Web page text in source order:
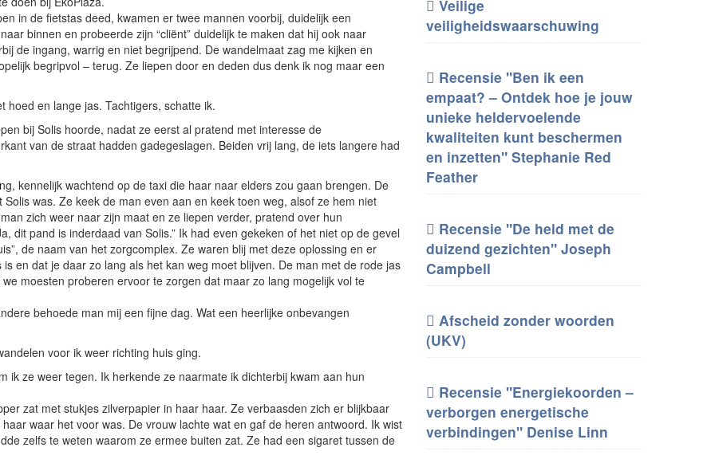
in de fietstas deed, kwamen er twee mannen voorbij, duidelijk een
binnen en probeerde zijn “cliënt” duidelijk te maken dat hij ook naar
de ingang, warrig en niet begrijpend. De wandelmaat zag me kijken en
begripvol – terug. Ze liepen door en deden dus denk ik nog maar een
hoed en lange jas. Tachtigers, schatte ik.
bij Solis hoorde, nadat ze eerst al pratend met interesse de
van de straat hadden gadegeslagen. Beiden vrij lang, de iets langere had
kennelijk wachtend op de taxi die haar naar elders zou gaan brengen. De
was. Ze keek de man even aan en keek toen weg, alsof ze hem niet
zich weer naar zijn maat en ze liepen verder, pratend over hun
dit pand is inderdaad van Solis.” Ik had even gekeken of het niet op de gevel
de naam van het zorgcomplex. Ze waren blij met deze oplossing en er
en dat je daar zo lang als het kan weg moet blijven. De man met de rode jas
moesten proberen ervoor te zorgen dat maar zo lang mogelijk vol te
behoede man mij een fijne dag. Wat een heerlijke onbevangen
voor ik weer richting huis ging.
ik ze weer tegen. Ik herkende ze naarmate ik dichterbij kwam aan hun
zat met stukjes zilverpapier in haar haar. Ze verbaasden zich er blijkbaar
waar het voor was. De vrouw lachte wat en gaf de heren antwoord. Ik wist
zelfs te weten waarom ze ermee buiten zat. Ze had een sigaret tussen de
Veilige
veiligheidswaarschuwing
Recensie "Ben ik een
empaat? – Ontdek hoe je jouw
unieke heldervoelende
kwaliteiten kunt beschermen
en inzetten" Stephanie Red
Feather
Recensie "De held met de
duizend gezichten" Joseph
Campbell
Afscheid zonder woorden
(UKV)
Recensie "Energiekoorden –
verborgen energetische
verbindingen" Denise Linn